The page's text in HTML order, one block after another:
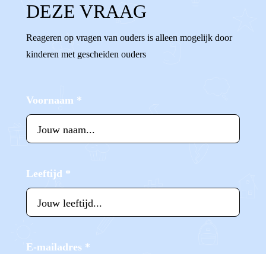
DEZE VRAAG
Reageren op vragen van ouders is alleen mogelijk door
kinderen met gescheiden ouders
Voornaam *
Leeftijd *
E-mailadres *